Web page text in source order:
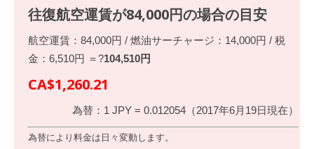
往復航空運賃が84,000円の場合の目安
航空運賃：84,000円 / 燃油サーチャージ：14,000円 / 税
金：6,510円 ＝?104,510円
CA$1,260.21
為替：1 JPY = 0.012054（2017年6月19日現在）
為替により料金は日々変動します。